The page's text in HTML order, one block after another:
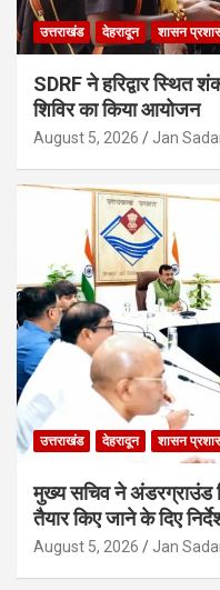
उत्तराखंड देहरादून शासन
SDRF ने हरिद्वार स्थित
शिविर का किया आयोजन
August 5, 2026 Jan
उत्तराखंड देहरादून शासन
मुख्य सचिव ने अंडरग्राउंड
तैयार किए जाने के दिए
August 5, 2026 Jan